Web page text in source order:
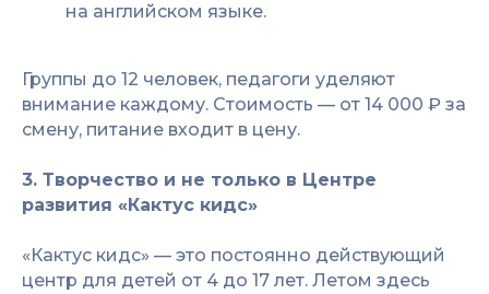
на английском языке.
Группы до 12 человек, педагоги уделяют
внимание каждому. Стоимость — от 14 000 ₽ за
смену, питание входит в цену.
3. Творчество и не только в Центре
развития «Кактус кидс»
«Кактус кидс» — это постоянно действующий
центр для детей от 4 до 17 лет. Летом здесь